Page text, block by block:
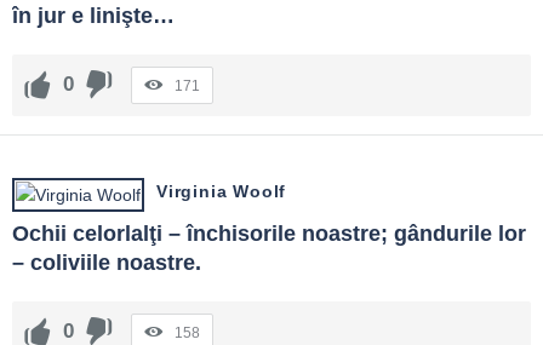
în jur e linişte…
0 171
Virginia Woolf
Ochii celorlalţi – închisorile noastre; gândurile lor
– coliviile noastre.
0 158